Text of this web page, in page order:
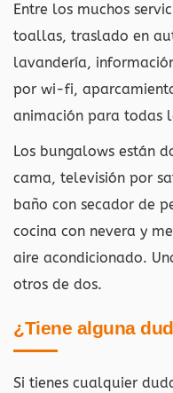
Entre los muchos
toallas, traslado en
lavandería,
por wi-fi,
animación para todas
Los bungalows están
cama, televisión por
baño con secador de
cocina con nevera y
aire acondicionado.
otros de dos.
¿Tiene alguna
Si tienes cualquier